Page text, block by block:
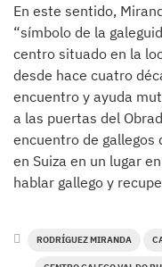
En este sentido,
“símbolo de la
centro situado en la
desde hace cuatro
encuentro y ayuda
a las puertas del
encuentro de gallegos
en Suiza en un lugar
hablar gallego y
RODRÍGUEZ MIRANDA